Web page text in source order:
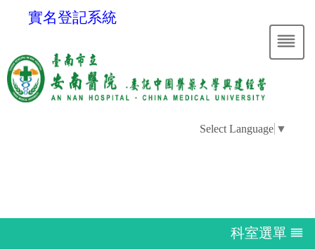
實名登記系統
Select Language ▼
科室選單